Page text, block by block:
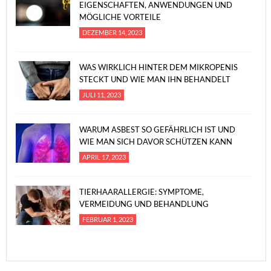
EIGENSCHAFTEN, ANWENDUNGEN UND
MÖGLICHE VORTEILE
DEZEMBER 14, 2023
WAS WIRKLICH HINTER DEM MIKROPENIS
STECKT UND WIE MAN IHN BEHANDELT
JULI 11, 2023
WARUM ASBEST SO GEFÄHRLICH IST UND
WIE MAN SICH DAVOR SCHÜTZEN KANN
APRIL 17, 2023
TIERHAARALLERGIE: SYMPTOME,
VERMEIDUNG UND BEHANDLUNG
FEBRUAR 1, 2023